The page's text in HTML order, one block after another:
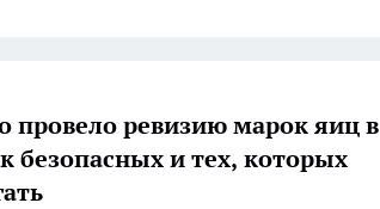
провело ревизию марок яиц в
безопасных и тех, которых